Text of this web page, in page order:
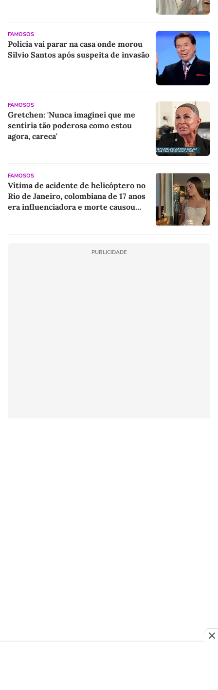
FAMOSOS
Polícia vai parar na casa onde morou
Silvio Santos após suspeita de invasão
FAMOSOS
Gretchen: 'Nunca imaginei que me
sentiria tão poderosa como estou
agora, careca'
FAMOSOS
Vítima de acidente de helicóptero no
Rio de Janeiro, colombiana de 17 anos
era influenciadora e morte causou
PUBLICIDADE